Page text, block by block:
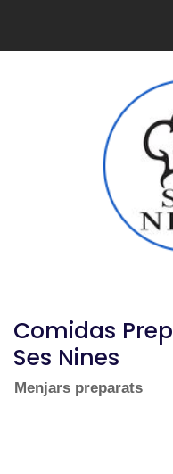
Comidas
Ses Nines
Menjars preparats